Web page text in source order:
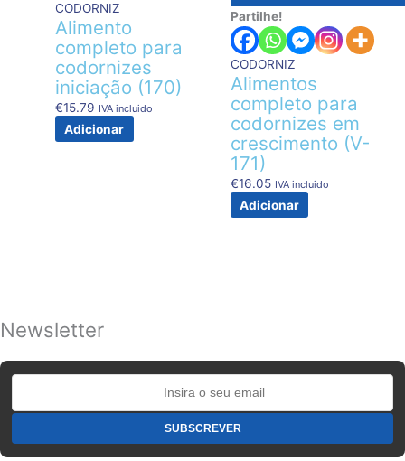
CODORNIZ
Alimento
completo para
codornizes
iniciação (170)
€15.79 IVA incluido
Adicionar
Partilhe!
CODORNIZ
Alimentos
completo para
codornizes em
crescimento (V-
171)
€16.05 IVA incluido
Adicionar
Newsletter